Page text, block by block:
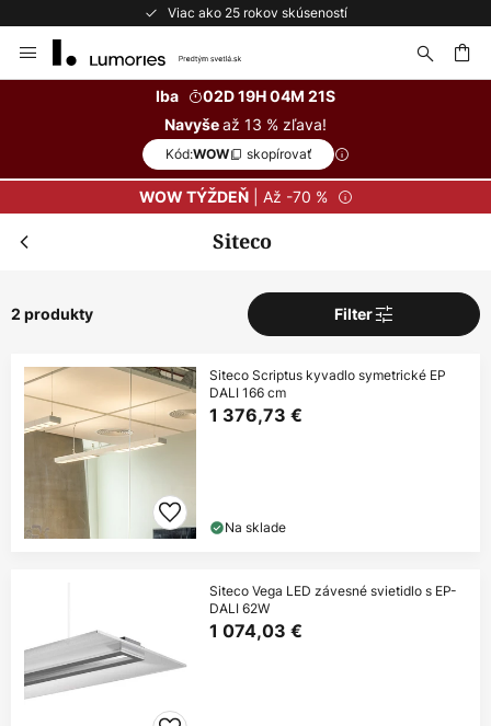
Viac ako 25 rokov skúseností
to
Iba
02D 19H 04M 20S
Navyšeaž 13 % zľava!
Kód:WOW skopírovať
WOW TÝŽDEŇ| Až -70 %
Siteco
2 produkty Filter
Siteco Scriptus kyvadlo symetrické EP
DALI 166 cm
1 376,73 €
Na sklade
Siteco Vega LED závesné svietidlo s EP-
DALI 62W
1 074,03 €